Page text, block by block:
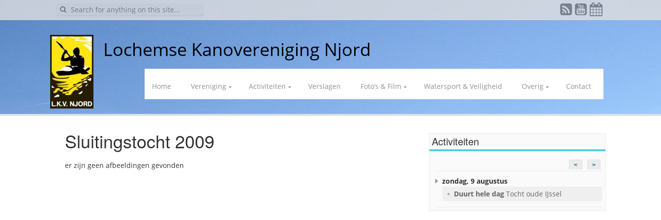
Search
Lochemse Kanovereniging Njord
Skip
Home Vereniging Activiteiten Verslagen Foto’s & Film Watersport & Veiligheid Overig Contact
Sluitingstocht 2009
er zijn geen afbeeldingen gevonden
Activiteiten
< >
zondag, 9 augustus
Duurt hele dag Tocht oude IJssel